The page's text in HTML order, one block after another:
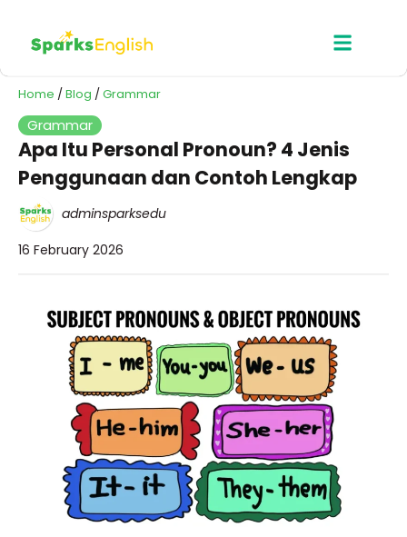
Home /Blog /Grammar
Grammar
Apa Itu Personal Pronoun? 4 Jenis
Penggunaan dan Contoh Lengkap
adminsparksedu
16 February 2026